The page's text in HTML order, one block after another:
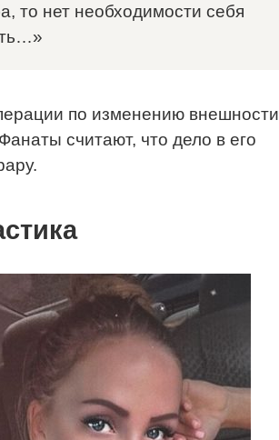
то нет необходимости себя
по изменению внешности
считают, что дело в его